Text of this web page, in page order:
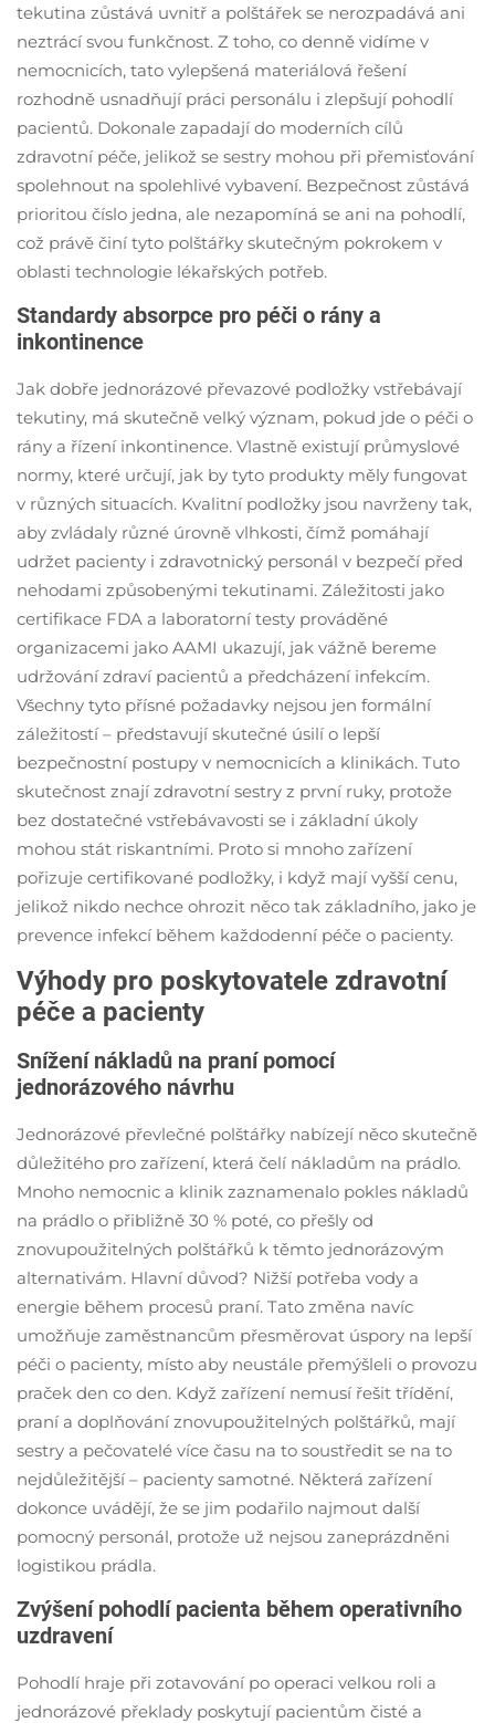
tekutina zůstává uvnitř a polštářek se nerozpadává ani
neztrácí svou funkčnost. Z toho, co denně vidíme v
nemocnicích, tato vylepšená materiálová řešení
rozhodně usnadňují práci personálu i zlepšují pohodlí
pacientů. Dokonale zapadají do moderních cílů
zdravotní péče, jelikož se sestry mohou při přemisťování
spolehnout na spolehlivé vybavení. Bezpečnost zůstává
prioritou číslo jedna, ale nezapomíná se ani na pohodlí,
což právě činí tyto polštářky skutečným pokrokem v
oblasti technologie lékařských potřeb.
Standardy absorpce pro péči o rány a
inkontinence
Jak dobře jednorázové převazové podložky vstřebávají
tekutiny, má skutečně velký význam, pokud jde o péči o
rány a řízení inkontinence. Vlastně existují průmyslové
normy, které určují, jak by tyto produkty měly fungovat
v různých situacích. Kvalitní podložky jsou navrženy tak,
aby zvládaly různé úrovně vlhkosti, čímž pomáhají
udržet pacienty i zdravotnický personál v bezpečí před
nehodami způsobenými tekutinami. Záležitosti jako
certifikace FDA a laboratorní testy prováděné
organizacemi jako AAMI ukazují, jak vážně bereme
udržování zdraví pacientů a předcházení infekcím.
Všechny tyto přísné požadavky nejsou jen formální
záležitostí – představují skutečné úsilí o lepší
bezpečnostní postupy v nemocnicích a klinikách. Tuto
skutečnost znají zdravotní sestry z první ruky, protože
bez dostatečné vstřebávavosti se i základní úkoly
mohou stát riskantními. Proto si mnoho zařízení
pořizuje certifikované podložky, i když mají vyšší cenu,
jelikož nikdo nechce ohrozit něco tak základního, jako je
prevence infekcí během každodenní péče o pacienty.
Výhody pro poskytovatele zdravotní
péče a pacienty
Snížení nákladů na praní pomocí
jednorázového návrhu
Jednorázové převlečné polštářky nabízejí něco skutečně
důležitého pro zařízení, která čelí nákladům na prádlo.
Mnoho nemocnic a klinik zaznamenalo pokles nákladů
na prádlo o přibližně 30 % poté, co přešly od
znovupoužitelných polštářků k těmto jednorázovým
alternativám. Hlavní důvod? Nižší potřeba vody a
energie během procesů praní. Tato změna navíc
umožňuje zaměstnancům přesměrovat úspory na lepší
péči o pacienty, místo aby neustále přemýšleli o provozu
praček den co den. Když zařízení nemusí řešit třídění,
praní a doplňování znovupoužitelných polštářků, mají
sestry a pečovatelé více času na to soustředit se na to
nejdůležitější – pacienty samotné. Některá zařízení
dokonce uvádějí, že se jim podařilo najmout další
pomocný personál, protože už nejsou zaneprázdněni
logistikou prádla.
Zvýšení pohodlí pacienta během operativního
uzdravení
Pohodlí hraje při zotavování po operaci velkou roli a
jednorázové překlady poskytují pacientům čisté a